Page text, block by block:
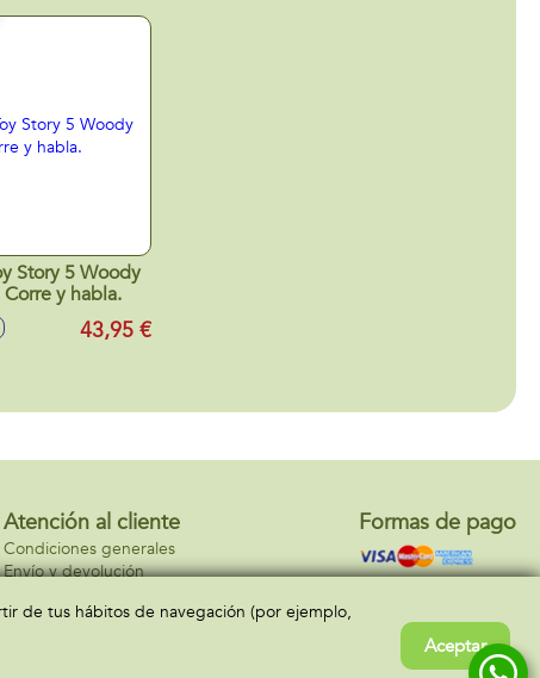
Story 5 Woody
y habla.
43,95 €
Atención al cliente
Condiciones generales
Envío y devolución
Formas de pago
de tus hábitos de navegación (por ejemplo,
Aceptar